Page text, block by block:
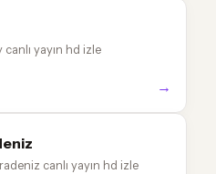
canlı yayın hd izle
→
canlı yayın hd izle